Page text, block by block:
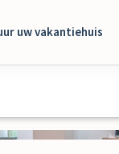
uw vakantiehuis